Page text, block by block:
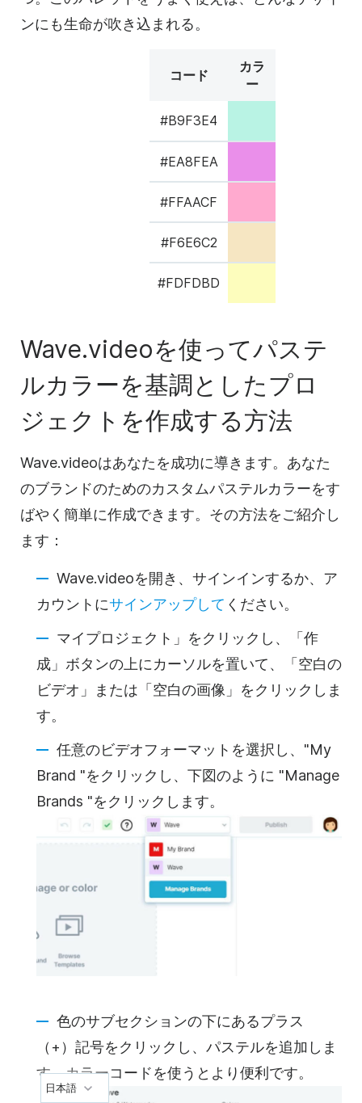
ンにも生命が吹き込まれる。
コード
カラ
ー
#B9F3E4
#EA8FEA
#FFAACF
#F6E6C2
#FDFDBD
Wave.videoを使ってパステ
ルカラーを基調としたプロ
ジェクトを作成する方法
Wave.videoはあなたを成功に導きます。あなた
のブランドのためのカスタムパステルカラーをす
ばやく簡単に作成できます。その方法をご紹介し
ます：
Wave.videoを開き、サインインするか、ア
カウントにサインアップして ください。
マイプロジェクト」をクリックし、「作
成」ボタンの上にカーソルを置いて、「空白の
ビデオ」または「空白の画像」をクリックしま
す。
任意のビデオフォーマットを選択し、"My
Brand "をクリックし、下図のように "Manage
Brands "をクリックします。
色のサブセクションの下にあるプラス
（+）記号をクリックし、パステルを追加しま
す。カラーコードを使うとより便利です。
日本語